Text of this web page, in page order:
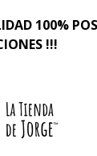
100%
!!!